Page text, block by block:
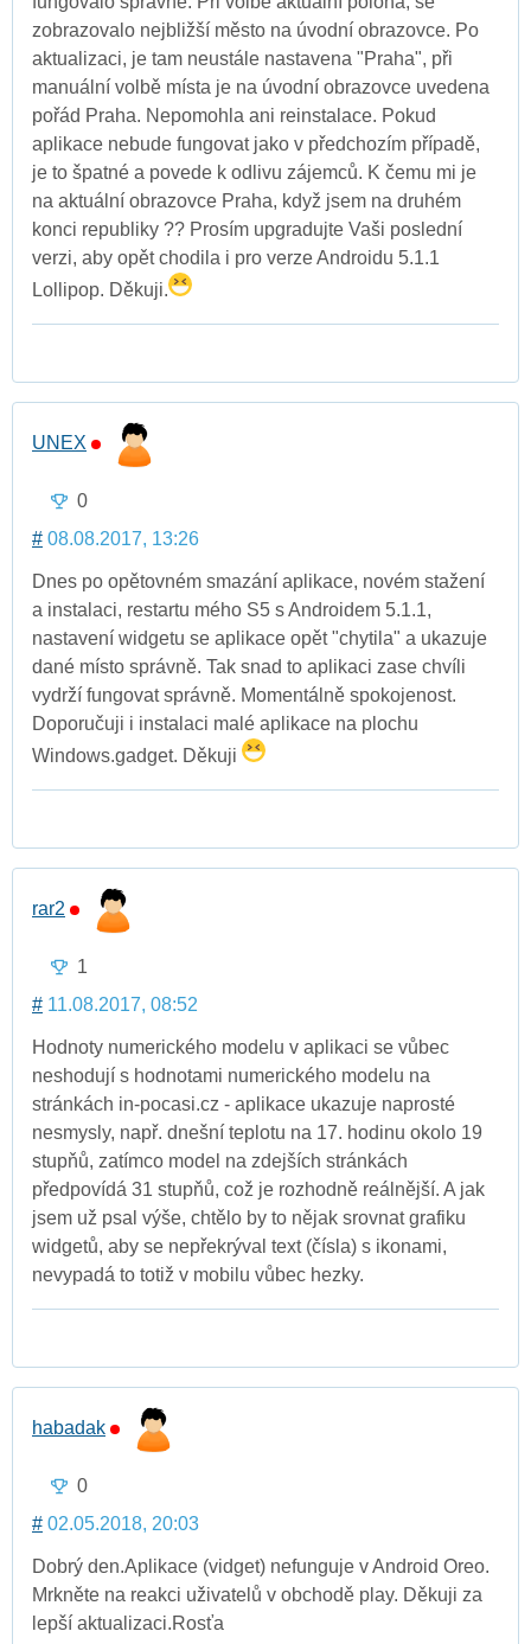
zobrazovalo nejbližší město na úvodní obrazovce. Po
aktualizaci, je tam neustále nastavena "Praha", při
manuální volbě místa je na úvodní obrazovce uvedena
pořád Praha. Nepomohla ani reinstalace. Pokud
aplikace nebude fungovat jako v předchozím případě,
je to špatné a povede k odlivu zájemců. K čemu mi je
na aktuální obrazovce Praha, když jsem na druhém
konci republiky ?? Prosím upgradujte Vaši poslední
verzi, aby opět chodila i pro verze Androidu 5.1.1
Lollipop. Děkuji.
UNEX
0
# 08.08.2017, 13:26
Dnes po opětovném smazání aplikace, novém stažení
a instalaci, restartu mého S5 s Androidem 5.1.1,
nastavení widgetu se aplikace opět "chytila" a ukazuje
dané místo správně. Tak snad to aplikaci zase chvíli
vydrží fungovat správně. Momentálně spokojenost.
Doporučuji i instalaci malé aplikace na plochu
Windows.gadget. Děkuji
rar2
1
# 11.08.2017, 08:52
Hodnoty numerického modelu v aplikaci se vůbec
neshodují s hodnotami numerického modelu na
stránkách in-pocasi.cz - aplikace ukazuje naprosté
nesmysly, např. dnešní teplotu na 17. hodinu okolo 19
stupňů, zatímco model na zdejších stránkách
předpovídá 31 stupňů, což je rozhodně reálnější. A jak
jsem už psal výše, chtělo by to nějak srovnat grafiku
widgetů, aby se nepřekrýval text (čísla) s ikonami,
nevypadá to totiž v mobilu vůbec hezky.
habadak
0
# 02.05.2018, 20:03
Dobrý den.Aplikace (vidget) nefunguje v Android Oreo.
Mrkněte na reakci uživatelů v obchodě play. Děkuji za
lepší aktualizaci.Rosťa